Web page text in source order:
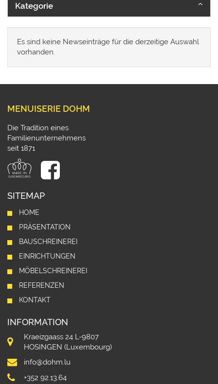
Kategorie
Es sind keine Newseinträge für die derzeitige Auswahl
vorhanden.
MENUISERIE DOHM
Die Tradition eines
Familienunternehmens
seit 1871
SITEMAP
HOME
PRÄSENTATION
BAUSCHREINEREI
EINRICHTUNGEN
MÖBELSCHREINEREI
REFERENZEN
KONTAKT
INFORMATION
Kraeizgaass 24 L-9807
HOSINGEN (Luxembourg)
info@dohm.lu
+352 92.13.64